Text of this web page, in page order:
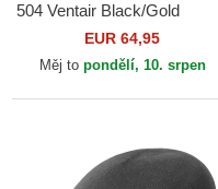
504 Ventair Black/Gold
EUR 64,95
Měj to pondělí, 10. srpen